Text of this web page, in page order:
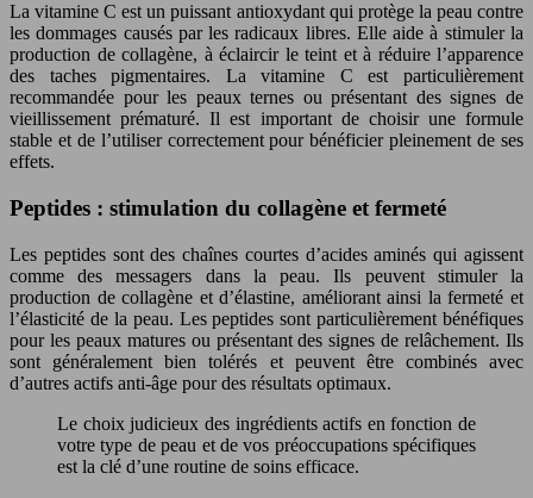
La vitamine C est un puissant antioxydant qui protège la peau contre
les dommages causés par les radicaux libres. Elle aide à stimuler la
production de collagène, à éclaircir le teint et à réduire l’apparence
des taches pigmentaires. La vitamine C est particulièrement
recommandée pour les peaux ternes ou présentant des signes de
vieillissement prématuré. Il est important de choisir une formule
stable et de l’utiliser correctement pour bénéficier pleinement de ses
effets.
Peptides : stimulation du collagène et fermeté
Les peptides sont des chaînes courtes d’acides aminés qui agissent
comme des messagers dans la peau. Ils peuvent stimuler la
production de collagène et d’élastine, améliorant ainsi la fermeté et
l’élasticité de la peau. Les peptides sont particulièrement bénéfiques
pour les peaux matures ou présentant des signes de relâchement. Ils
sont généralement bien tolérés et peuvent être combinés avec
d’autres actifs anti-âge pour des résultats optimaux.
Le choix judicieux des ingrédients actifs en fonction de
votre type de peau et de vos préoccupations spécifiques
est la clé d’une routine de soins efficace.